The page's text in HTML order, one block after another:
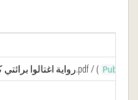
رواية اغتالوا برائتي كاملة.pdf / ( Public